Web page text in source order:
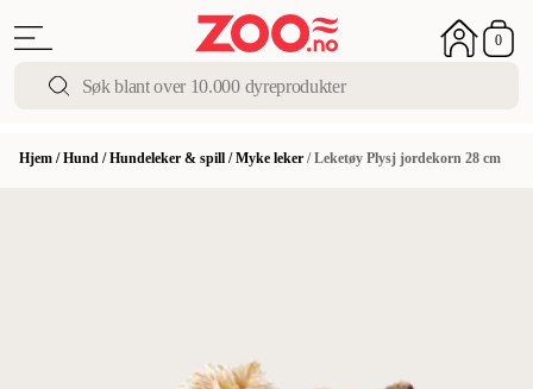
0
Hjem /Hund /Hundeleker & spill /Myke leker /Leketøy Plysj jordekorn 28 cm